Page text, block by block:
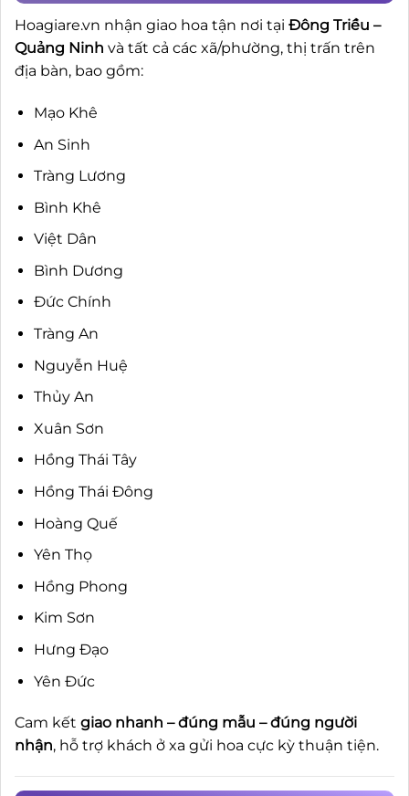
Hoagiare.vn nhận giao hoa tận nơi tại Đông Triều –
Quảng Ninh và tất cả các xã/phường, thị trấn trên
địa bàn, bao gồm:
Mạo Khê
An Sinh
Tràng Lương
Bình Khê
Việt Dân
Bình Dương
Đức Chính
Tràng An
Nguyễn Huệ
Thủy An
Xuân Sơn
Hồng Thái Tây
Hồng Thái Đông
Hoàng Quế
Yên Thọ
Hồng Phong
Kim Sơn
Hưng Đạo
Yên Đức
Cam kết giao nhanh – đúng mẫu – đúng người
nhận, hỗ trợ khách ở xa gửi hoa cực kỳ thuận tiện.